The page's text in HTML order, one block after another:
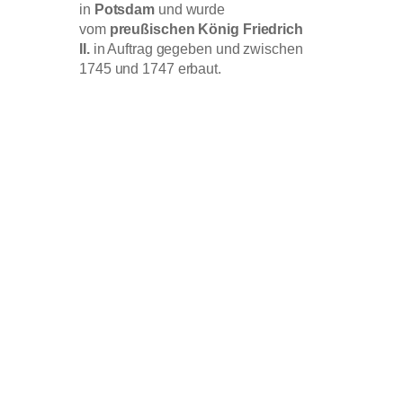
in Potsdam und wurde
vom preußischen König Friedrich
II.in Auftrag gegeben und zwischen
1745 und 1747 erbaut.